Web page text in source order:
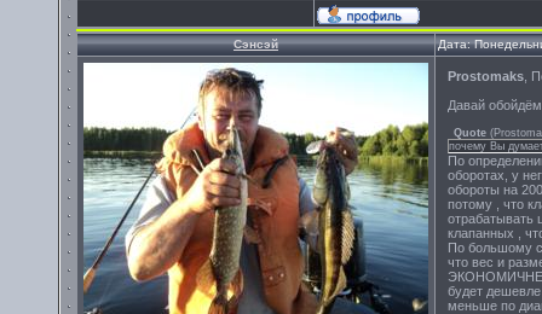
Сэнсэй Дата:
Prostomaks ,
Давай
Quote (
почему Вы
По
оборотах, у
обороты на
потому , что
отрабатывать
клапанных ,
По большому
что вес и
ЭКОНОМИЧНЕЕ
будет дешевле
меньше по